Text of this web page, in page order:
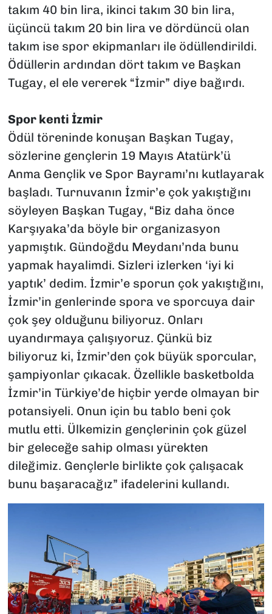
takım 40 bin lira, ikinci takım 30 bin lira,
üçüncü takım 20 bin lira ve dördüncü olan
takım ise spor ekipmanları ile ödüllendirildi.
Ödüllerin ardından dört takım ve Başkan
Tugay, el ele vererek “İzmir” diye bağırdı.
Spor kenti İzmir
Ödül töreninde konuşan Başkan Tugay,
sözlerine gençlerin 19 Mayıs Atatürk’ü
Anma Gençlik ve Spor Bayramı’nı kutlayarak
başladı. Turnuvanın İzmir’e çok yakıştığını
söyleyen Başkan Tugay, “Biz daha önce
Karşıyaka’da böyle bir organizasyon
yapmıştık. Gündoğdu Meydanı’nda bunu
yapmak hayalimdi. Sizleri izlerken ‘iyi ki
yaptık’ dedim. İzmir’e sporun çok yakıştığını,
İzmir’in genlerinde spora ve sporcuya dair
çok şey olduğunu biliyoruz. Onları
uyandırmaya çalışıyoruz. Çünkü biz
biliyoruz ki, İzmir’den çok büyük sporcular,
şampiyonlar çıkacak. Özellikle basketbolda
İzmir’in Türkiye’de hiçbir yerde olmayan bir
potansiyeli. Onun için bu tablo beni çok
mutlu etti. Ülkemizin gençlerinin çok güzel
bir geleceğe sahip olması yürekten
dileğimiz. Gençlerle birlikte çok çalışacak
bunu başaracağız” ifadelerini kullandı.